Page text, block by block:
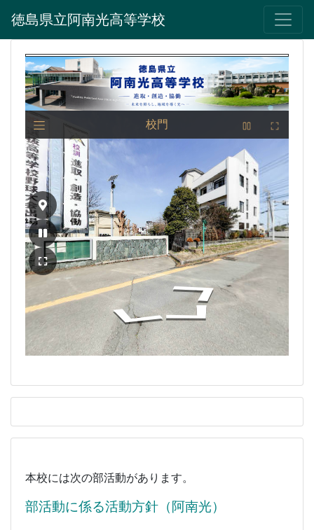
徳島県立阿南光高等学校
本校には次の部活動があります。
部活動に係る活動方針（阿南光）